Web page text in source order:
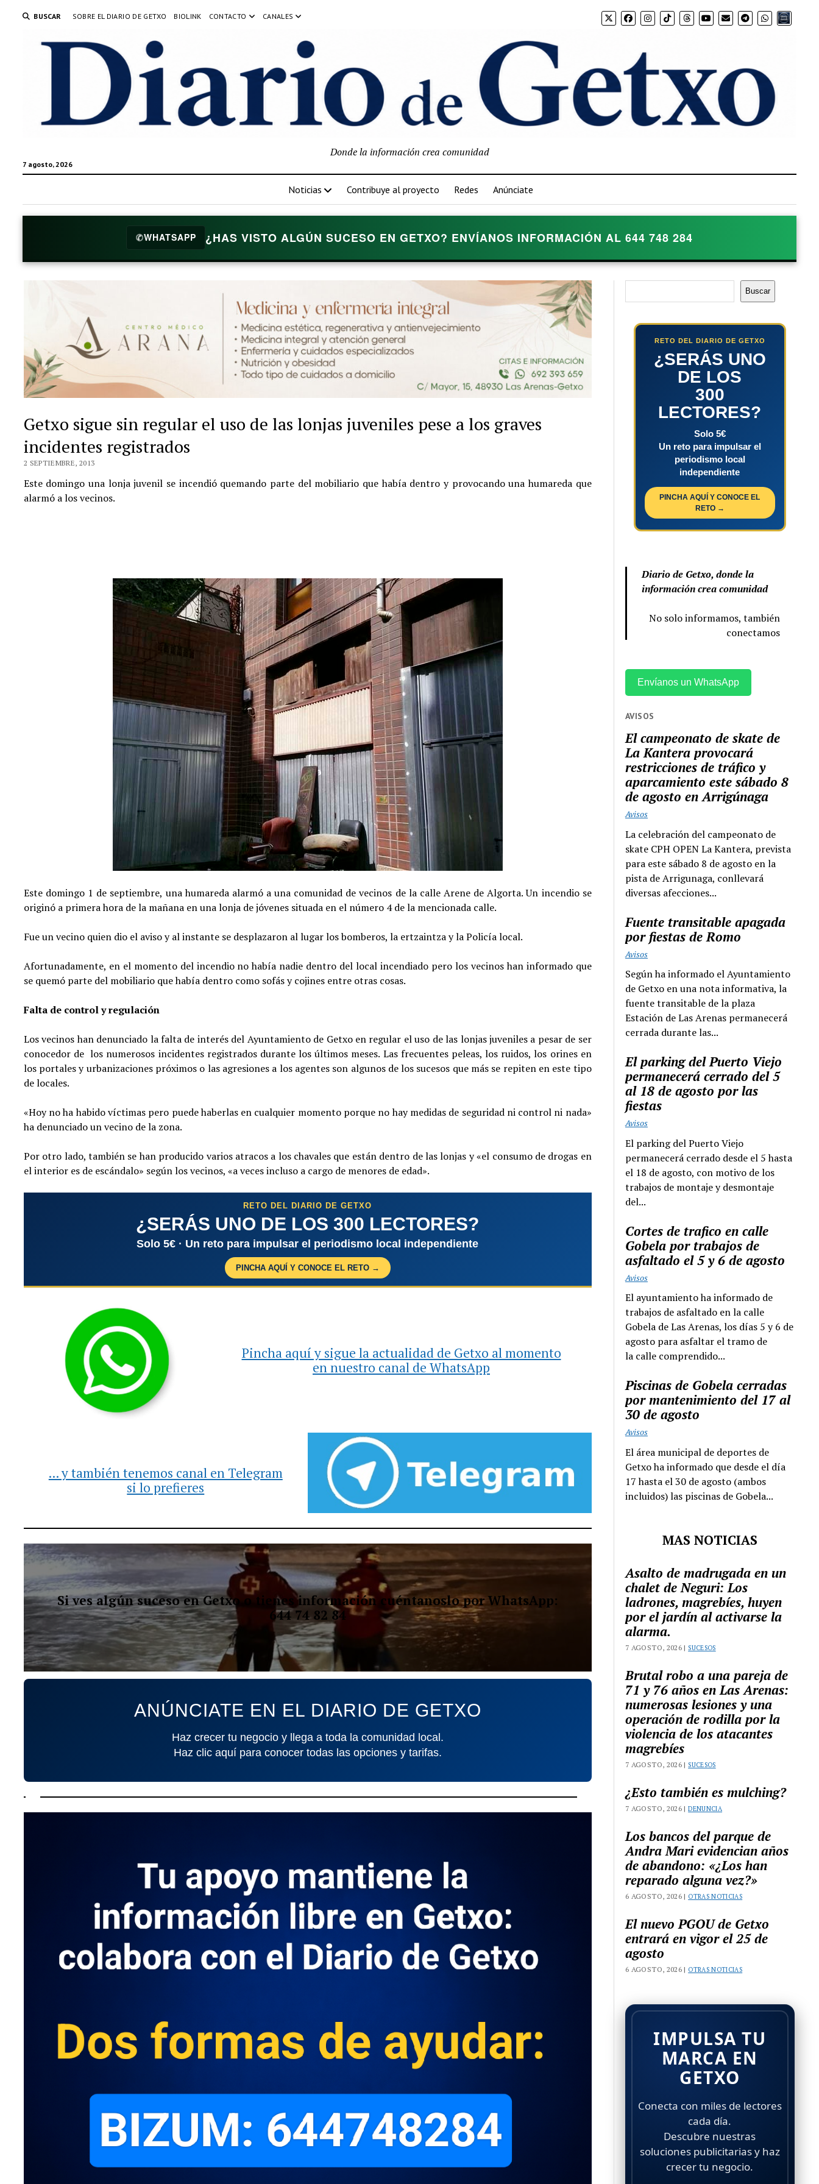
BUSCAR SOBRE EL DIARIO DE GETXO BIOLINK CONTACTO CANALES Bio.link
7 agosto, 2026
Donde la información crea comunidad
Noticias Contribuye al proyecto Redes Anúnciate
✆WHATSAPP ¿HAS VISTO ALGÚN SUCESO EN GETXO? ENVÍANOS INFORMACIÓN AL 644 748 284
Getxo sigue sin regular el uso de las lonjas juveniles pese a los graves
incidentes registrados
2 SEPTIEMBRE, 2013
Este domingo una lonja juvenil se incendió quemando parte del mobiliario que había dentro y provocando una humareda que
alarmó a los vecinos.
Este domingo 1 de septiembre, una humareda alarmó a una comunidad de vecinos de la calle Arene de Algorta. Un incendio se
originó a primera hora de la mañana en una lonja de jóvenes situada en el número 4 de la mencionada calle.
Fue un vecino quien dio el aviso y al instante se desplazaron al lugar los bomberos, la ertzaintza y la Policía local.
Afortunadamente, en el momento del incendio no había nadie dentro del local incendiado pero los vecinos han informado que
se quemó parte del mobiliario que había dentro como sofás y cojines entre otras cosas.
Falta de control y regulación
Los vecinos han denunciado la falta de interés del Ayuntamiento de Getxo en regular el uso de las lonjas juveniles a pesar de ser
conocedor de los numerosos incidentes registrados durante los últimos meses. Las frecuentes peleas, los ruidos, los orines en
los portales y urbanizaciones próximos o las agresiones a los agentes son algunos de los sucesos que más se repiten en este tipo
de locales.
«Hoy no ha habido víctimas pero puede haberlas en cualquier momento porque no hay medidas de seguridad ni control ni nada»
ha denunciado un vecino de la zona.
Por otro lado, también se han producido varios atracos a los chavales que están dentro de las lonjas y «el consumo de drogas en
el interior es de escándalo» según los vecinos, «a veces incluso a cargo de menores de edad».
RETO DEL DIARIO DE GETXO
¿SERÁS UNO DE LOS 300 LECTORES?
Solo 5€ · Un reto para impulsar el periodismo local independiente
PINCHA AQUÍ Y CONOCE EL RETO →
Pincha aquí y sigue la actualidad de Getxo al momento
en nuestro canal de WhatsApp
... y también tenemos canal en Telegram
si lo prefieres
Si ves algún suceso en Getxo o tienes información cuéntanoslo por WhatsApp:
644 74 82 84
ANÚNCIATE EN EL DIARIO DE GETXO
Haz crecer tu negocio y llega a toda la comunidad local.
Haz clic aquí para conocer todas las opciones y tarifas.
Buscar
RETO DEL DIARIO DE GETXO
¿SERÁS UNO
DE LOS
300
LECTORES?
Solo 5€
Un reto para impulsar el
periodismo local
independiente
PINCHA AQUÍ Y CONOCE EL
RETO →
Diario de Getxo, donde la
información crea comunidad
No solo informamos, también
conectamos
Envíanos un WhatsApp
AVISOS
El campeonato de skate de
La Kantera provocará
restricciones de tráfico y
aparcamiento este sábado 8
de agosto en Arrigúnaga
Avisos
La celebración del campeonato de
skate CPH OPEN La Kantera, prevista
para este sábado 8 de agosto en la
pista de Arrigunaga, conllevará
diversas afecciones...
Fuente transitable apagada
por fiestas de Romo
Avisos
Según ha informado el Ayuntamiento
de Getxo en una nota informativa, la
fuente transitable de la plaza
Estación de Las Arenas permanecerá
cerrada durante las...
El parking del Puerto Viejo
permanecerá cerrado del 5
al 18 de agosto por las
fiestas
Avisos
El parking del Puerto Viejo
permanecerá cerrado desde el 5 hasta
el 18 de agosto, con motivo de los
trabajos de montaje y desmontaje
del...
Cortes de trafico en calle
Gobela por trabajos de
asfaltado el 5 y 6 de agosto
Avisos
El ayuntamiento ha informado de
trabajos de asfaltado en la calle
Gobela de Las Arenas, los días 5 y 6 de
agosto para asfaltar el tramo de
la calle comprendido...
Piscinas de Gobela cerradas
por mantenimiento del 17 al
30 de agosto
Avisos
El área municipal de deportes de
Getxo ha informado que desde el día
17 hasta el 30 de agosto (ambos
incluidos) las piscinas de Gobela...
MAS NOTICIAS
Asalto de madrugada en un
chalet de Neguri: Los
ladrones, magrebíes, huyen
por el jardín al activarse la
alarma.
7 AGOSTO, 2026 | SUCESOS
Brutal robo a una pareja de
71 y 76 años en Las Arenas:
numerosas lesiones y una
operación de rodilla por la
violencia de los atacantes
magrebíes
7 AGOSTO, 2026 | SUCESOS
¿Esto también es mulching?
7 AGOSTO, 2026 |DENUNCIA
Los bancos del parque de
Andra Mari evidencian años
de abandono: «¿Los han
reparado alguna vez?»
6 AGOSTO, 2026 | OTRAS NOTICIAS
El nuevo PGOU de Getxo
entrará en vigor el 25 de
agosto
6 AGOSTO, 2026 | OTRAS NOTICIAS
IMPULSA TU
MARCA EN
GETXO
Conecta con miles de lectores
cada día.
Descubre nuestras
soluciones publicitarias y haz
crecer tu negocio.